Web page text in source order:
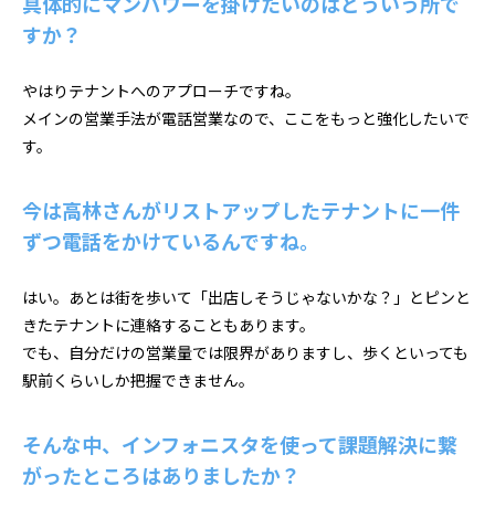
具体的にマンパワーを掛けたいのはどういう所で
すか？
やはりテナントへのアプローチですね。
メインの営業手法が電話営業なので、ここをもっと強化したいで
す。
今は高林さんがリストアップしたテナントに一件
ずつ電話をかけているんですね。
はい。あとは街を歩いて「出店しそうじゃないかな？」とピンと
きたテナントに連絡することもあります。
でも、自分だけの営業量では限界がありますし、歩くといっても
駅前くらいしか把握できません。
そんな中、インフォニスタを使って課題解決に繋
がったところはありましたか？